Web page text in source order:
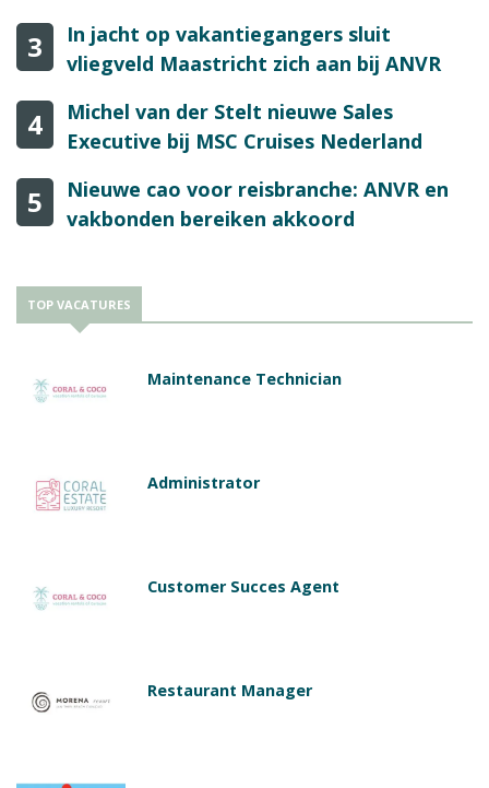
3
In jacht op vakantiegangers sluit
vliegveld Maastricht zich aan bij ANVR
4
Michel van der Stelt nieuwe Sales
Executive bij MSC Cruises Nederland
5
Nieuwe cao voor reisbranche: ANVR en
vakbonden bereiken akkoord
TOP VACATURES
Maintenance Technician
Administrator
Customer Succes Agent
Restaurant Manager